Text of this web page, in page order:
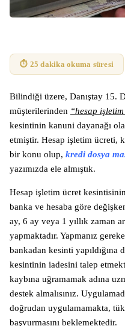
⏱ 25 dakika okuma süresi
Bilindiği üzere, Danıştay 15.
müşterilerinden “hesap
kesintinin kanuni dayanağı
etmiştir. Hesap işletim ücreti,
bir konu olup, kredi dosya
yazımızda ele almıştık.
Hesap işletim ücret
banka ve hesaba göre
ay, 6 ay veya 1 yıllık zaman
yapmaktadır. Yapmanız
bankadan kesinti yapıldığına
kesintinin iadesini talep
kaybına uğramamak adına
destek almalısınız.
doğrudan uygulamamakta,
başvurmasını beklemektedir.